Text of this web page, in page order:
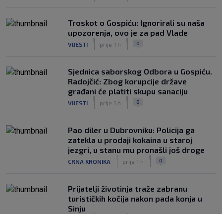
Troskot o Gospiću: Ignorirali su naša
upozorenja, ovo je za pad Vlade
VIJESTI prije 1 h 0
Sjednica saborskog Odbora u Gospiću.
Radojčić: Zbog korupcije države
građani će platiti skupu sanaciju
VIJESTI prije 1 h 0
Pao diler u Dubrovniku: Policija ga
zatekla u prodaji kokaina u staroj
jezgri, u stanu mu pronašli još droge
CRNA KRONIKA prije 1 h 0
Prijatelji životinja traže zabranu
turističkih kočija nakon pada konja u
Sinju